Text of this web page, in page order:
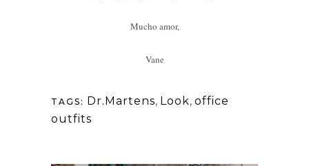
Mucho amor,
Vane
TAGS: Dr.Martens, Look, office
outfits